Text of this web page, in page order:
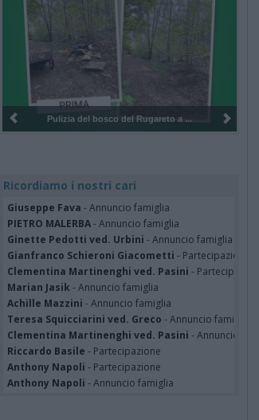
Pulizia del bosco del Rugareto a ...
Ricordiamo i nostri cari
Giuseppe Fava - Annuncio famiglia
PIETRO MALERBA- Annuncio famiglia
Ginette Pedotti ved. Urbini - Annuncio famiglia
Gianfranco Schieroni Giacometti - Partecipazione
Clementina Martinenghi ved. Pasini - Partecipazione
Marian Jasik - Annuncio famiglia
Achille Mazzini - Annuncio famiglia
Teresa Squicciarini ved. Greco - Annuncio famiglia
Clementina Martinenghi ved. Pasini - Annuncio
Riccardo Basile - Partecipazione
Anthony Napoli - Partecipazione
Anthony Napoli - Annuncio famiglia